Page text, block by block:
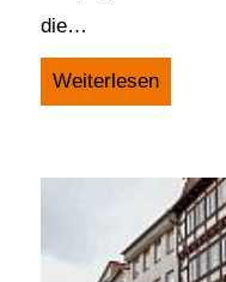
die…
Weiterlesen